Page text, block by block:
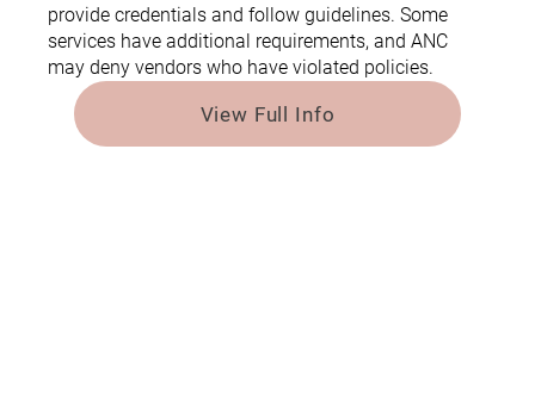
provide credentials and follow guidelines. Some
services have additional requirements, and ANC
may deny vendors who have violated policies.
View Full Info